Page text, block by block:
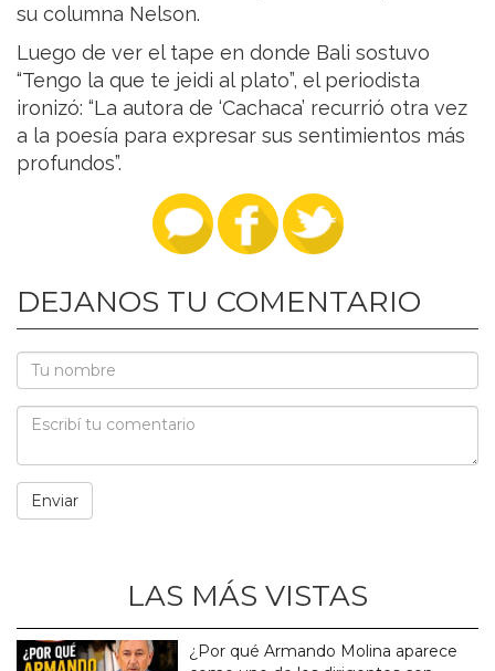
su columna Nelson.
Luego de ver el tape en donde Bali sostuvo
“Tengo la que te jeidi al plato”, el periodista
ironizó: “La autora de ‘Cachaca’ recurrió otra vez
a la poesía para expresar sus sentimientos más
profundos”.
DEJANOS TU COMENTARIO
LAS MÁS VISTAS
¿Por qué Armando Molina aparece